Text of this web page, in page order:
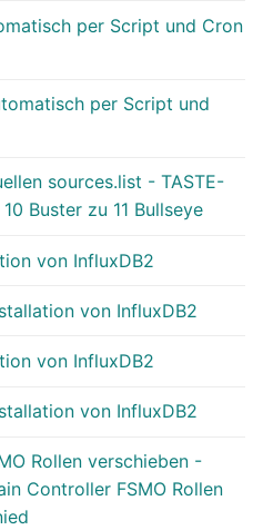
per Script und Cron
per Script und
sources.list - TASTE-
Buster zu 11 Bullseye
von InfluxDB2
von InfluxDB2
von InfluxDB2
von InfluxDB2
Rollen verschieben -
Controller FSMO Rollen